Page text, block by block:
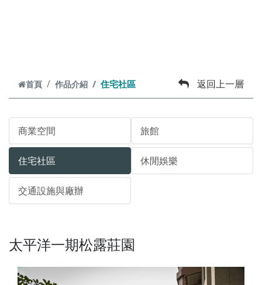
首頁 作品介紹 住宅社區 返回上一層
商業空間 旅館
住宅社區 休閒娛樂
交通設施與廠辦
太平洋一期松露莊園